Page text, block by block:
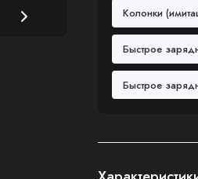
Колонки
Быстрое
Быстрое